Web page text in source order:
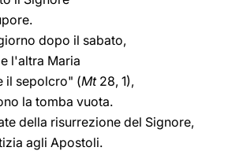
dopo il sabato,
l'altra Maria
il sepolcro" (Mt28, 1),
la tomba vuota.
della risurrezione del Signore,
agli Apostoli.